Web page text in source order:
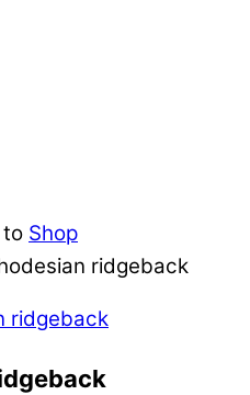
to Shop
ridgeback